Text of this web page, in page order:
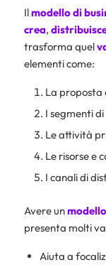
Ilmodello di
crea,
trasforma quel
elementi come:
La proposta
I segmenti
Le attività
Le risorse e
I canali di
Avere un
presenta molti
Aiuta a